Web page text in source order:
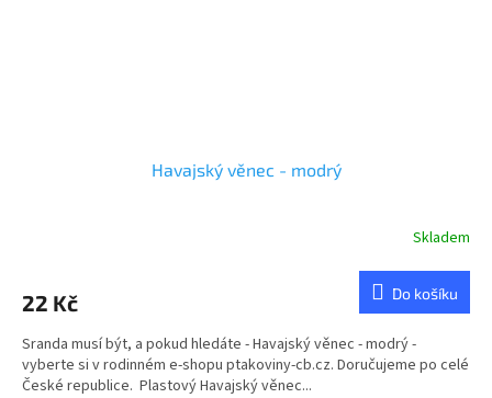
Havajský věnec - modrý
Skladem
22 Kč Do košíku
Sranda musí být, a pokud hledáte - Havajský věnec - modrý -
vyberte si v rodinném e-shopu ptakoviny-cb.cz. Doručujeme po celé
České republice. Plastový Havajský věnec...